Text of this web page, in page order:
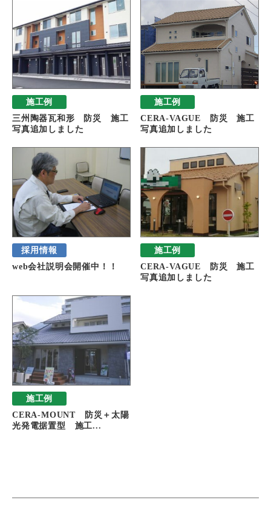
施工例
三州陶器瓦和形 防災 施工
写真追加しました
施工例
CERA-VAGUE 防災 施工
写真追加しました
採用情報
web会社説明会開催中！！
施工例
CERA-VAGUE 防災 施工
写真追加しました
施工例
CERA-MOUNT 防災＋太陽
光発電据置型 施工...